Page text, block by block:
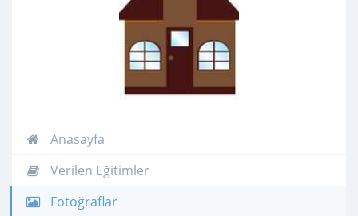
Anasayfa
Verilen Eğitimler
Fotoğraflar